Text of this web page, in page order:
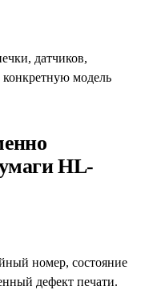
датчиков,
модель
HL-
номер, состояние
дефект печати.